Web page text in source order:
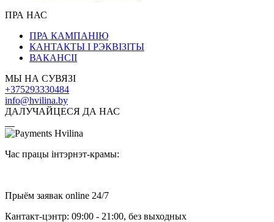
ПРА НАС
ПРА КАМПАНІЮ
КАНТАКТЫ І РЭКВІЗІТЫ
ВАКАНСІІ
МЫ НА СУВЯЗІ
+375293330484
info@hvilina.by
ДАЛУЧАЙЦЕСЯ ДА НАС
Час працы інтэрнэт-крамы:
Прыём заявак online 24/7
Кантакт-цэнтр: 09:00 - 21:00, без выходных